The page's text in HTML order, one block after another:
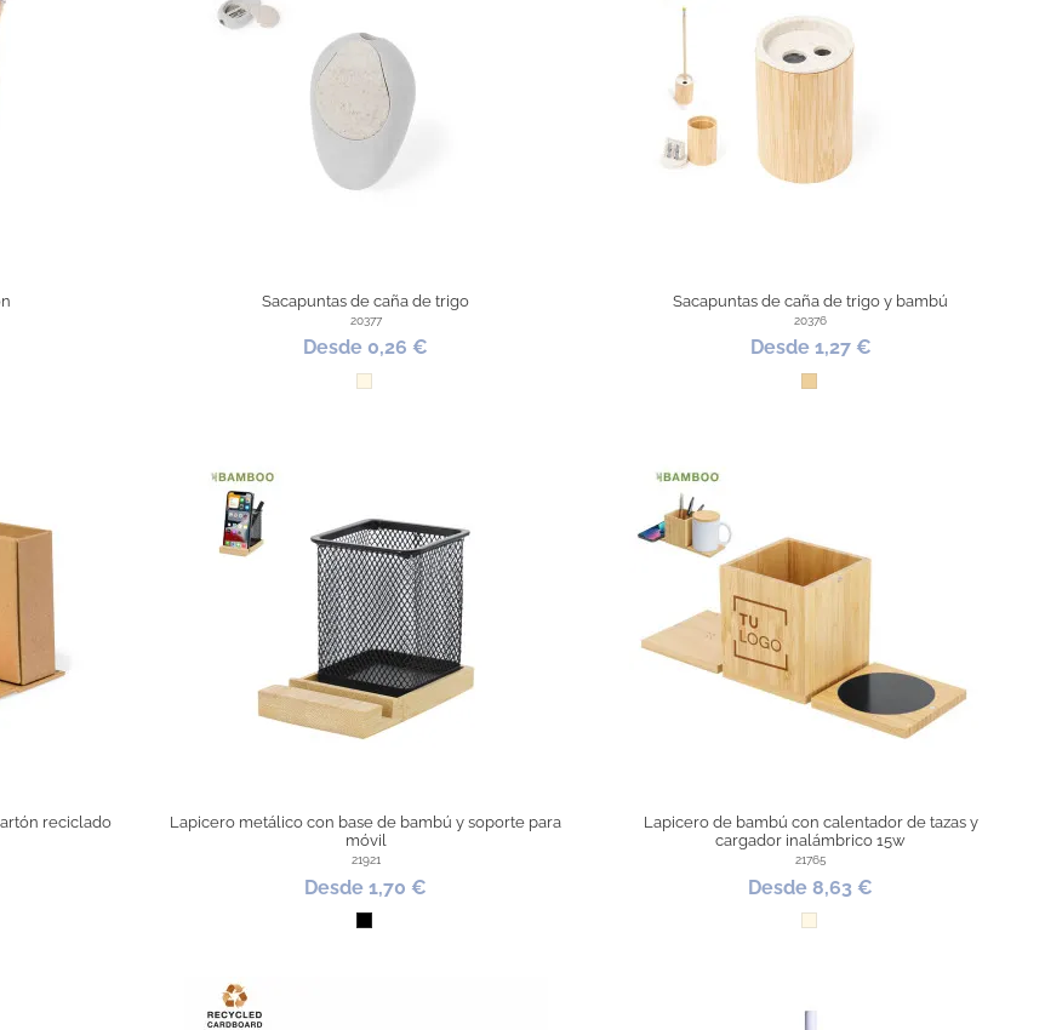
Sacapuntas de caña de trigo
20377
Desde 0,26 €
Natural
Sacapuntas de caña de trigo y bambú
20376
Desde 1,27 €
Madera
reciclado
Lapicero metálico con base de bambú y soporte para
móvil
21921
Desde 1,70 €
Negro
Lapicero de bambú con calentador de tazas y
cargador inalámbrico 15w
21765
Desde 8,63 €
Natural